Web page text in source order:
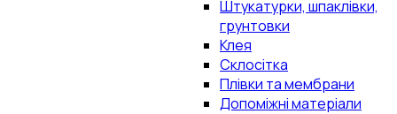
Штукатурки, шпаклівки,
грунтовки
Клея
Склосітка
Плівки та мембрани
Допоміжні матеріали